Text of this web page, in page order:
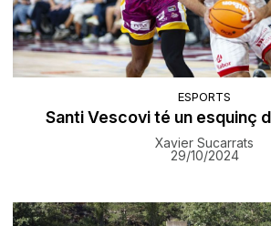
ESPORTS
Santi Vescovi té un esquinç
Xavier Sucarrats
29/10/2024